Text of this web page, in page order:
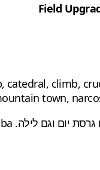
Field
town,